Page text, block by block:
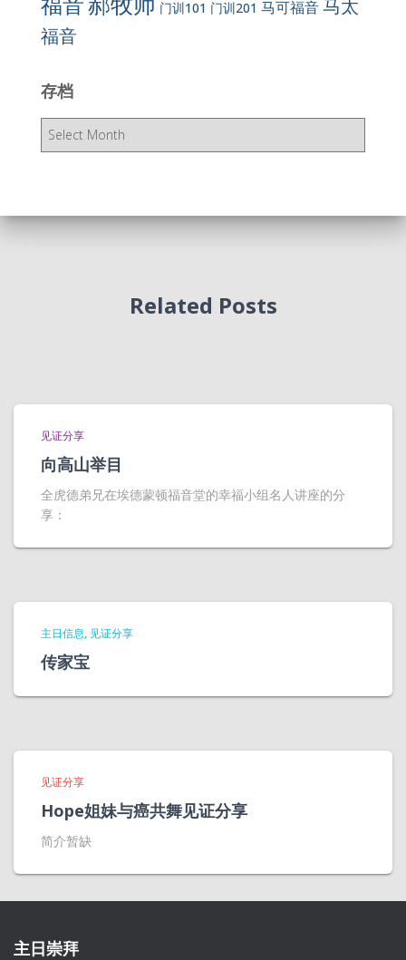
门训101 门训201 马可福音马太
福音
存档
存
Related Posts
见证分享
向高山举目
全虎德弟兄在埃德蒙顿福音堂的幸福小组名人讲座的分
享：
主日信息 见证分享
传家宝
见证分享
Hope姐妹与癌共舞见证分享
简介暂缺
主日崇拜